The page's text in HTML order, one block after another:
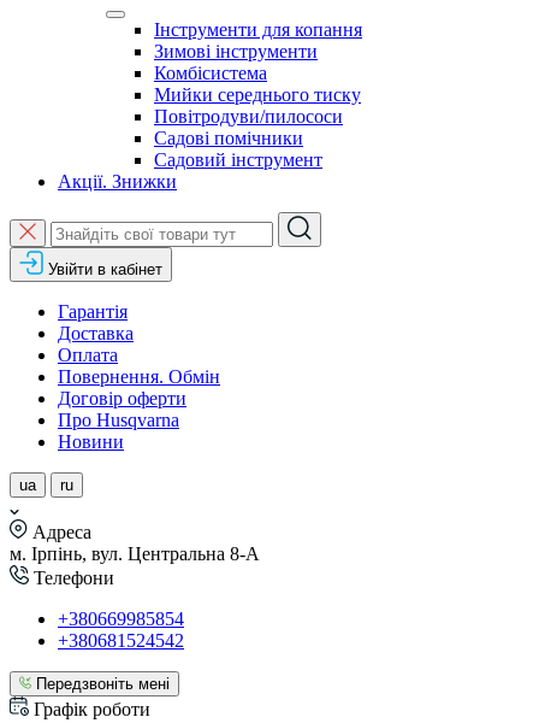
Інструменти для копання
Зимові інструменти
Комбісистема
Мийки середнього тиску
Повітродуви/пилососи
Садові помічники
Садовий інструмент
Акції. Знижки
Увійти в кабінет
Гарантія
Доставка
Оплата
Повернення. Обмін
Договір оферти
Про Husqvarna
Новини
ua ru
Адреса
м. Ірпінь, вул. Центральна 8-А
Телефони
+380669985854
+380681524542
Передзвоніть мені
Графік роботи